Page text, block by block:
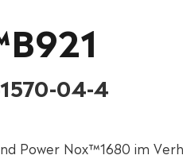
04-4
Power Nox™1680 im